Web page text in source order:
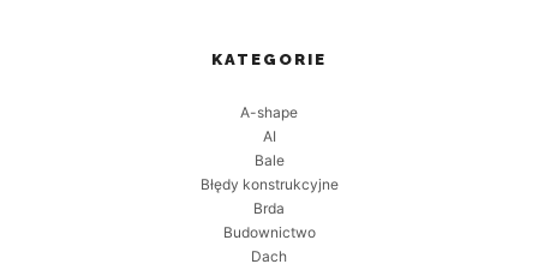
KATEGORIE
A-shape
AI
Bale
Błędy konstrukcyjne
Brda
Budownictwo
Dach